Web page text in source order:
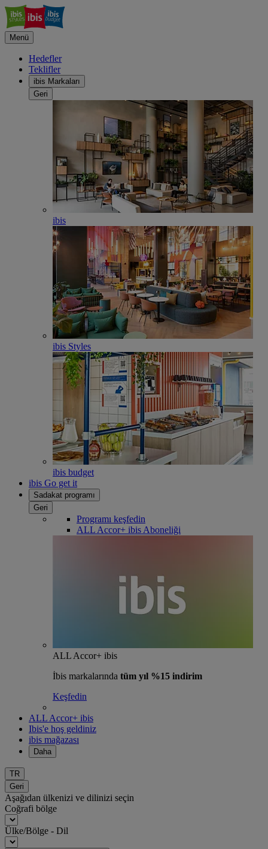
Menü
Hedefler
Teklifler
ibis Markaları
Geri
ibis
ibis Styles
ibis budget
ibis Go get it
Sadakat programı
Geri
Programı keşfedin
ALL Accor+ ibis Aboneliği
ALL Accor+ ibis
İbis markalarında tüm yıl %15 indirim
Keşfedin
ALL Accor+ ibis
Ibis'e hoş geldiniz
ibis mağazası
Daha
TR
Geri
Aşağıdan ülkenizi ve dilinizi seçin
Coğrafi bölge
Ülke/Bölge - Dil